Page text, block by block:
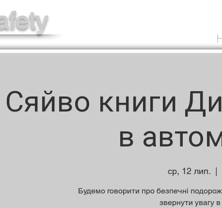
Сяйво книги
в
ср, 12 лип.
  |
Будемо говорити про безпечні
звернути увагу в